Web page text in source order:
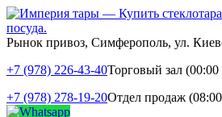
Рынок привоз, Симферополь, ул.
+7 (978) 226-43-40Торговый зал (00:00
+7 (978) 278-19-20Отдел продаж